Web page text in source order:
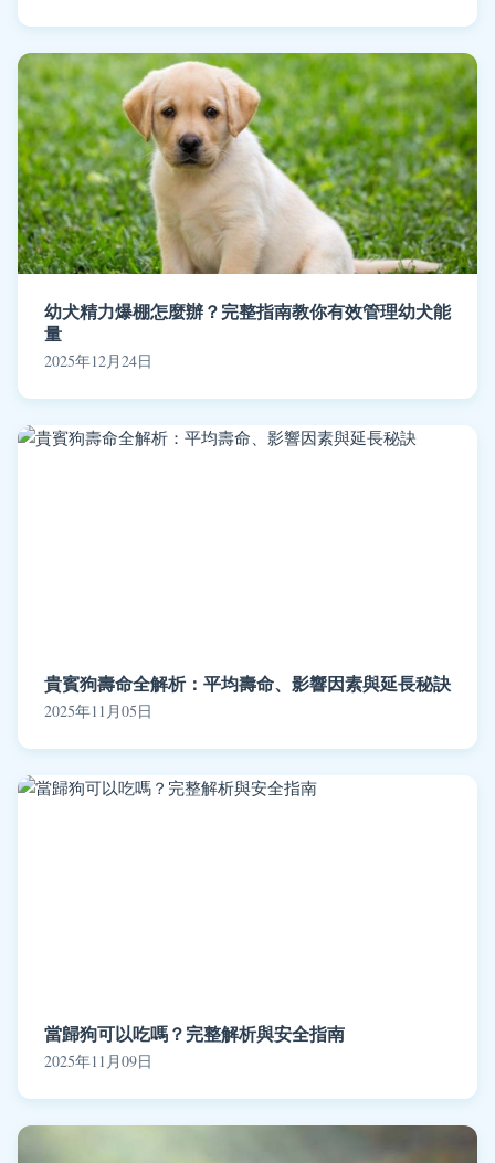
幼犬精力爆棚怎麼辦？完整指南教你有效管理幼犬能
量
2025年12月24日
貴賓狗壽命全解析：平均壽命、影響因素與延長秘訣
2025年11月05日
當歸狗可以吃嗎？完整解析與安全指南
2025年11月09日